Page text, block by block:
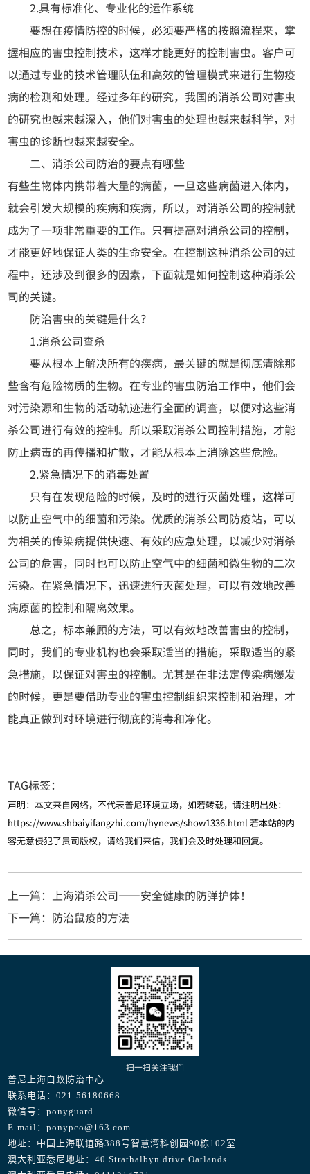
2.具有标准化、专业化的运作系统
要想在疫情防控的时候，必须要严格的按照流程来，掌
握相应的害虫控制技术，这样才能更好的控制害虫。客户可
以通过专业的技术管理队伍和高效的管理模式来进行生物疫
病的检测和处理。经过多年的研究，我国的消杀公司对害虫
的研究也越来越深入，他们对害虫的处理也越来越科学，对
害虫的诊断也越来越安全。
二、消杀公司防治的要点有哪些
有些生物体内携带着大量的病菌，一旦这些病菌进入体内，
就会引发大规模的疾病和疾病，所以，对消杀公司的控制就
成为了一项非常重要的工作。只有提高对消杀公司的控制，
才能更好地保证人类的生命安全。在控制这种消杀公司的过
程中，还涉及到很多的因素，下面就是如何控制这种消杀公
司的关键。
防治害虫的关键是什么？
1.消杀公司查杀
要从根本上解决所有的疾病，最关键的就是彻底清除那
些含有危险物质的生物。在专业的害虫防治工作中，他们会
对污染源和生物的活动轨迹进行全面的调查，以便对这些消
杀公司进行有效的控制。所以采取消杀公司控制措施，才能
防止病毒的再传播和扩散，才能从根本上消除这些危险。
2.紧急情况下的消毒处置
只有在发现危险的时候，及时的进行灭菌处理，这样可
以防止空气中的细菌和污染。优质的消杀公司防疫站，可以
为相关的传染病提供快速、有效的应急处理，以减少对消杀
公司的危害，同时也可以防止空气中的细菌和微生物的二次
污染。在紧急情况下，迅速进行灭菌处理，可以有效地改善
病原菌的控制和隔离效果。
总之，标本兼顾的方法，可以有效地改善害虫的控制，
同时，我们的专业机构也会采取适当的措施，采取适当的紧
急措施，以保证对害虫的控制。尤其是在非法定传染病爆发
的时候，更是要借助专业的害虫控制组织来控制和治理，才
能真正做到对环境进行彻底的消毒和净化。
TAG标签：
声明：本文来自网络，不代表普尼环境立场，如若转载，请注明出处：
https://www.shbaiyifangzhi.com/hynews/show1336.html 若本站的内
容无意侵犯了贵司版权，请给我们来信，我们会及时处理和回复。
上一篇：上海消杀公司——安全健康的防弹护体！
下一篇：防治鼠疫的方法
扫一扫关注我们
普尼上海白蚁防治中心
联系电话：021-56180668
微信号：ponyguard
E-mail：ponypco@163.com
地址：中国上海联谊路388号智慧湾科创园90栋102室
澳大利亚悉尼地址：40 Strathalbyn drive Oatlands